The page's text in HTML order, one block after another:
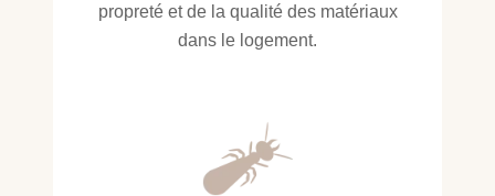
propreté et de la qualité des matériaux
dans le logement.